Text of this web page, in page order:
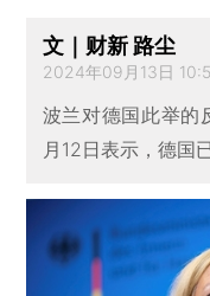
文｜财新 路尘
2024年09月13日
波兰对德国此举的
月12日表示，德国